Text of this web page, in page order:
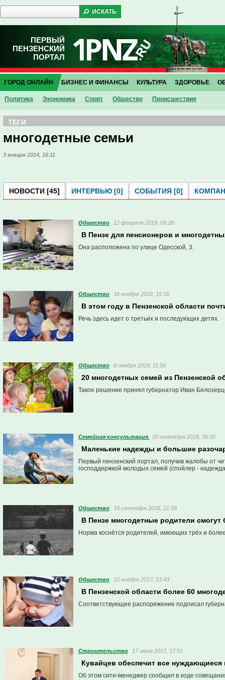
ПЕРВЫЙ
ПЕНЗЕНСКИЙ
ПОРТАЛ
ГОРОД ОНЛАЙН
Политика Экономика Спорт Общество Проиcшествия
БИЗНЕС И ФИНАНСЫ КУЛЬТУРА ЗДОРОВЬЕ
ТЕГИ
многодетные семьи
3 января 2014, 16:11
НОВОСТИ [45] ИНТЕРВЬЮ [0] СОБЫТИЯ [0]
Общество 12 февраля 2019, 09:28
В Пензе для пенсионеров и
Она расположена по улице Одесской, 3.
Общество 16 ноября 2018, 15:16
В этом году в Пензенской области
Речь здесь идет о третьих и последующих детях.
Общество 8 ноября 2018, 11:56
20 многодетных семей из Пензенской
Такое решение принял губернатор Иван
Семейная консультация 20 сентября 2018, 06:00
Маленькие надежды и большие
Первый пензенский портал, получив жалобы от
господдержкой молодых семей (спойлер -
Общество 18 сентября 2018, 21:09
В Пензе многодетные родители
Норма коснётся родителей, имеющих трёх и
Общество 22 ноября 2017, 13:43
В Пензенской области более 60
Соответствующее распоряжение подписал
Строительство 17 июля 2017, 17:51
Кувайцев обеспечит все
Об этом сити-менеджер сообщил в ходе